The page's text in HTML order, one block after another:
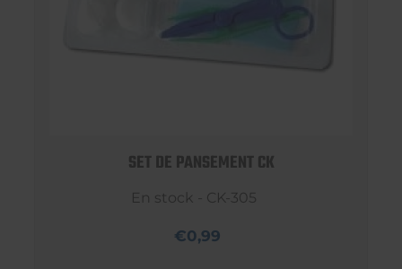
SET DE PANSEMENT CK
En stock - CK-305
€0,99